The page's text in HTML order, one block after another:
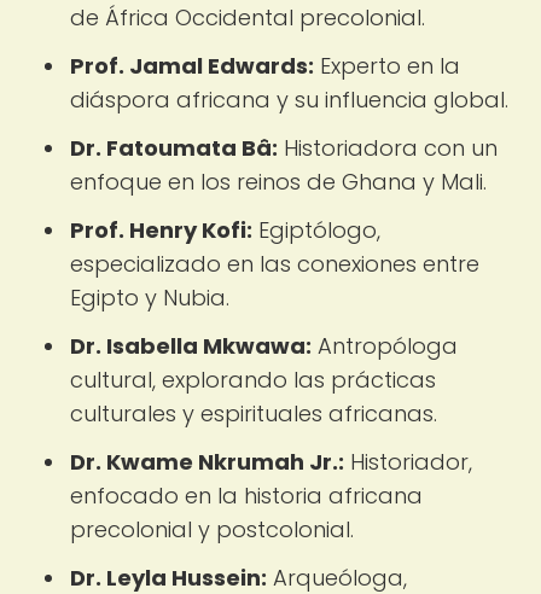
de África Occidental precolonial.
Prof. Jamal Edwards: Experto en la
diáspora africana y su influencia global.
Dr. Fatoumata Bâ: Historiadora con un
enfoque en los reinos de Ghana y Mali.
Prof. Henry Kofi: Egiptólogo,
especializado en las conexiones entre
Egipto y Nubia.
Dr. Isabella Mkwawa: Antropóloga
cultural, explorando las prácticas
culturales y espirituales africanas.
Dr. Kwame Nkrumah Jr.: Historiador,
enfocado en la historia africana
precolonial y postcolonial.
Dr. Leyla Hussein: Arqueóloga,